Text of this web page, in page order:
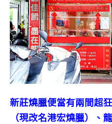
新莊燒臘便當有兩間超
（現改名港宏燒臘）、